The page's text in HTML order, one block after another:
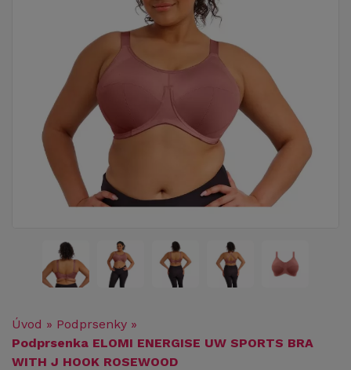
Úvod » Podprsenky »
Podprsenka ELOMI ENERGISE UW SPORTS BRA
WITH J HOOK ROSEWOOD